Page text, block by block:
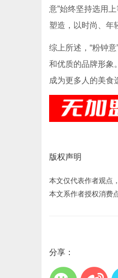
意”始终坚持选用
塑造，以时尚、年
综上所述，“粉钟
和优质的品牌形象
成为更多人的美食
版权声明
本文仅代表作者观点
本文系作者授权消费
分享：